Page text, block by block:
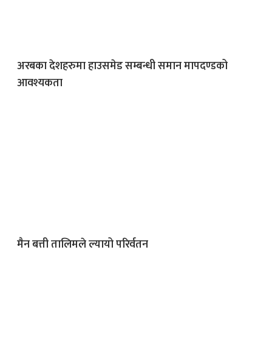
अरबका देशहरुमा हाउसमेड सम्बन्धी समान मापदण्डको
आवश्यकता
मैन बत्ती तालिमले ल्यायो परिर्वतन